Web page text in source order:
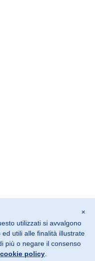
srl
· Italia
×
utilizzati si avvalgono
utili alle finalità illustrate
più o negare il consenso
cookie policy